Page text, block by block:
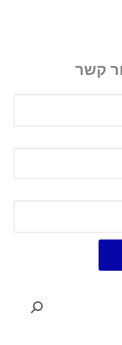
קשר